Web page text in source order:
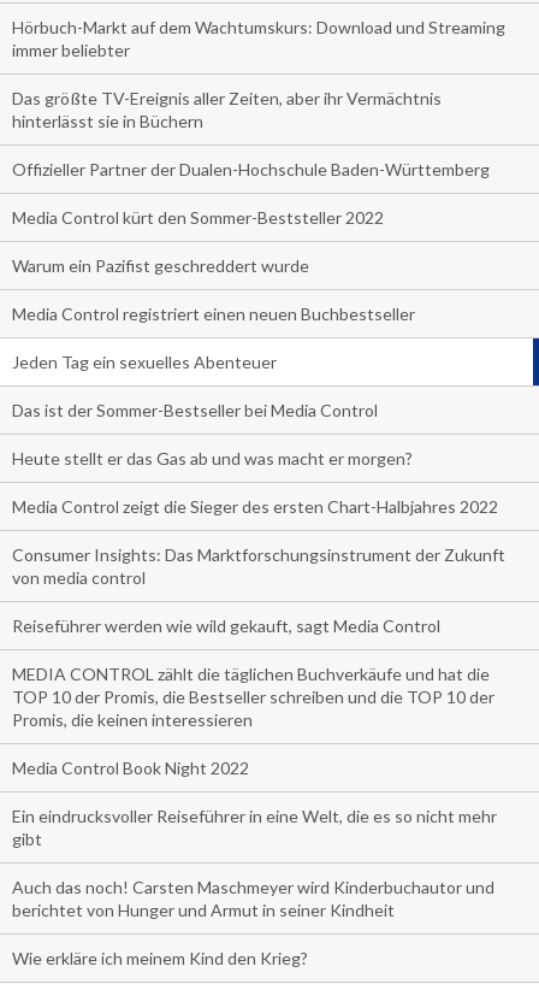
Hörbuch-Markt auf dem Wachtumskurs: Download und Streaming
immer beliebter
Das größte TV-Ereignis aller Zeiten, aber ihr Vermächtnis
hinterlässt sie in Büchern
Offizieller Partner der Dualen-Hochschule Baden-Württemberg
Media Control kürt den Sommer-Beststeller 2022
Warum ein Pazifist geschreddert wurde
Media Control registriert einen neuen Buchbestseller
Jeden Tag ein sexuelles Abenteuer
Das ist der Sommer-Bestseller bei Media Control
Heute stellt er das Gas ab und was macht er morgen?
Media Control zeigt die Sieger des ersten Chart-Halbjahres 2022
Consumer Insights: Das Marktforschungsinstrument der Zukunft
von media control
Reiseführer werden wie wild gekauft, sagt Media Control
MEDIA CONTROL zählt die täglichen Buchverkäufe und hat die
TOP 10 der Promis, die Bestseller schreiben und die TOP 10 der
Promis, die keinen interessieren
Media Control Book Night 2022
Ein eindrucksvoller Reiseführer in eine Welt, die es so nicht mehr
gibt
Auch das noch! Carsten Maschmeyer wird Kinderbuchautor und
berichtet von Hunger und Armut in seiner Kindheit
Wie erkläre ich meinem Kind den Krieg?